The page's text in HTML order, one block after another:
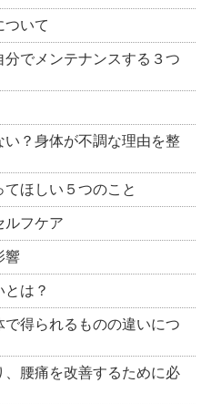
ついて
でメンテナンスする３つ
？身体が不調な理由を整
てほしい５つのこと
ルフケア
響
は？
得られるものの違いにつ
腰痛を改善するために必